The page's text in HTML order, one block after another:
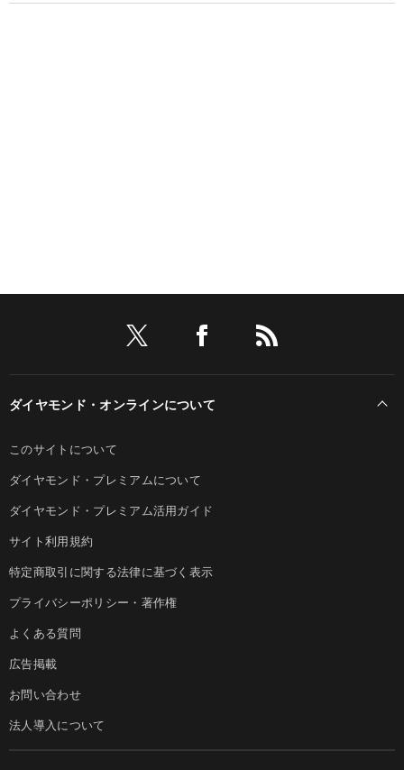
ダイヤモンド・オンラインについて
このサイトについて
ダイヤモンド・プレミアムについて
ダイヤモンド・プレミアム活用ガイド
サイト利用規約
特定商取引に関する法律に基づく表示
プライバシーポリシー・著作権
よくある質問
広告掲載
お問い合わせ
法人導入について